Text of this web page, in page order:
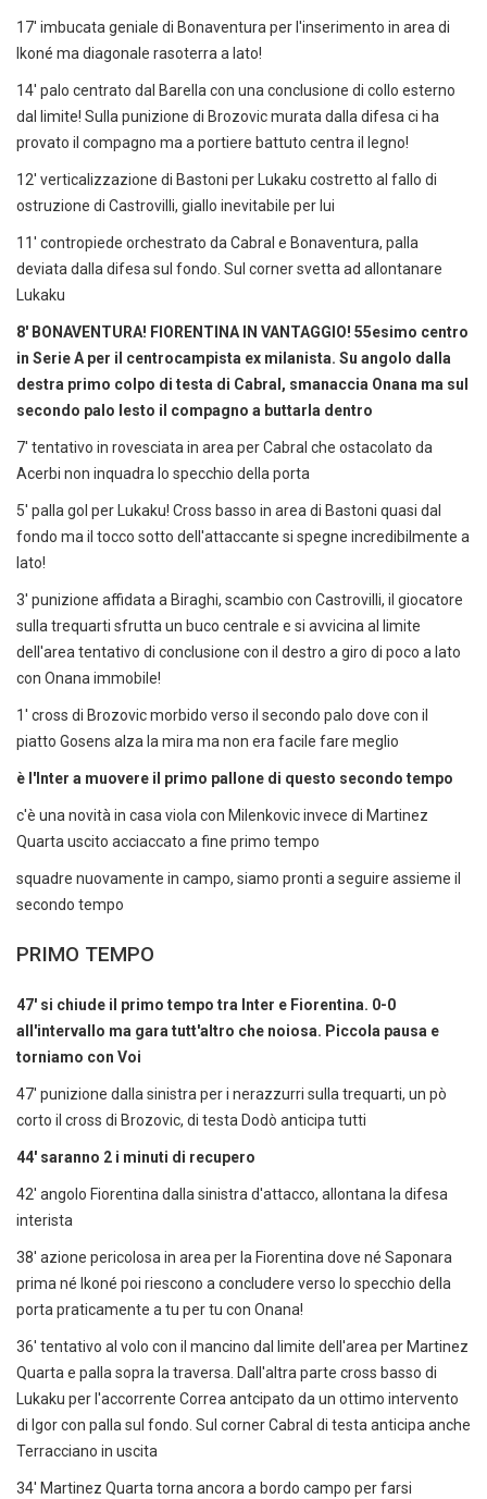
17' imbucata geniale di Bonaventura per l'inserimento in area di
Ikoné ma diagonale rasoterra a lato!
14' palo centrato dal Barella con una conclusione di collo esterno
dal limite! Sulla punizione di Brozovic murata dalla difesa ci ha
provato il compagno ma a portiere battuto centra il legno!
12' verticalizzazione di Bastoni per Lukaku costretto al fallo di
ostruzione di Castrovilli, giallo inevitabile per lui
11' contropiede orchestrato da Cabral e Bonaventura, palla
deviata dalla difesa sul fondo. Sul corner svetta ad allontanare
Lukaku
8' BONAVENTURA! FIORENTINA IN VANTAGGIO! 55esimo centro
in Serie A per il centrocampista ex milanista. Su angolo dalla
destra primo colpo di testa di Cabral, smanaccia Onana ma sul
secondo palo lesto il compagno a buttarla dentro
7' tentativo in rovesciata in area per Cabral che ostacolato da
Acerbi non inquadra lo specchio della porta
5' palla gol per Lukaku! Cross basso in area di Bastoni quasi dal
fondo ma il tocco sotto dell'attaccante si spegne incredibilmente a
lato!
3' punizione affidata a Biraghi, scambio con Castrovilli, il giocatore
sulla trequarti sfrutta un buco centrale e si avvicina al limite
dell'area tentativo di conclusione con il destro a giro di poco a lato
con Onana immobile!
1' cross di Brozovic morbido verso il secondo palo dove con il
piatto Gosens alza la mira ma non era facile fare meglio
è l'Inter a muovere il primo pallone di questo secondo tempo
c'è una novità in casa viola con Milenkovic invece di Martinez
Quarta uscito acciaccato a fine primo tempo
squadre nuovamente in campo, siamo pronti a seguire assieme il
secondo tempo
PRIMO TEMPO
47' si chiude il primo tempo tra Inter e Fiorentina. 0-0
all'intervallo ma gara tutt'altro che noiosa. Piccola pausa e
torniamo con Voi
47' punizione dalla sinistra per i nerazzurri sulla trequarti, un pò
corto il cross di Brozovic, di testa Dodò anticipa tutti
44' saranno 2 i minuti di recupero
42' angolo Fiorentina dalla sinistra d'attacco, allontana la difesa
interista
38' azione pericolosa in area per la Fiorentina dove né Saponara
prima né Ikoné poi riescono a concludere verso lo specchio della
porta praticamente a tu per tu con Onana!
36' tentativo al volo con il mancino dal limite dell'area per Martinez
Quarta e palla sopra la traversa. Dall'altra parte cross basso di
Lukaku per l'accorrente Correa antcipato da un ottimo intervento
di Igor con palla sul fondo. Sul corner Cabral di testa anticipa anche
Terracciano in uscita
34' Martinez Quarta torna ancora a bordo campo per farsi